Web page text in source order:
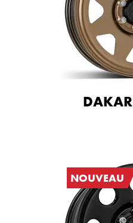
DAKAR
NOUVEAU